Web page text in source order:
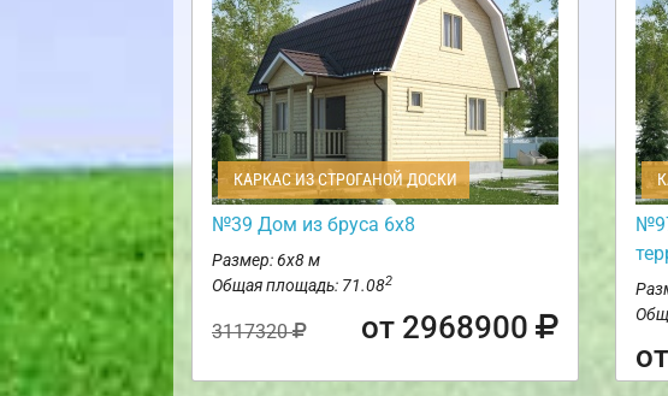
КАРКАС ИЗ СТРОГАНОЙ ДОСКИ
№39 Дом из бруса 6х8
Размер: 6х8 м
Общая площадь: 71.082
3117320 от 2968900